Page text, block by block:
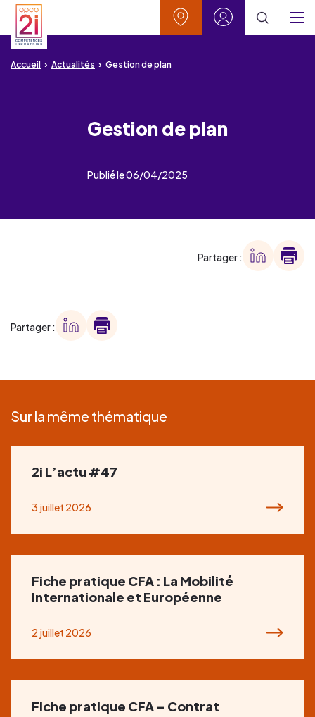
Aller au contenu
Aller à la recherche
Aller au menu
Aller au pied de page
Accueil Actualités Gestion de plan
Gestion de plan
Publié le 06/04/2025
Partager :
Partager :
Sur la même thématique
2i L’actu #47
3 juillet 2026
Fiche pratique CFA : La Mobilité
Internationale et Européenne
2 juillet 2026
Fiche pratique CFA – Contrat